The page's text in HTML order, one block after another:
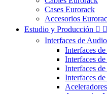
Cases Eurorack
Accesorios
Estudio y Producción  
Interfaces de Audio
Interfaces
Interfaces
Interfaces
Interfaces